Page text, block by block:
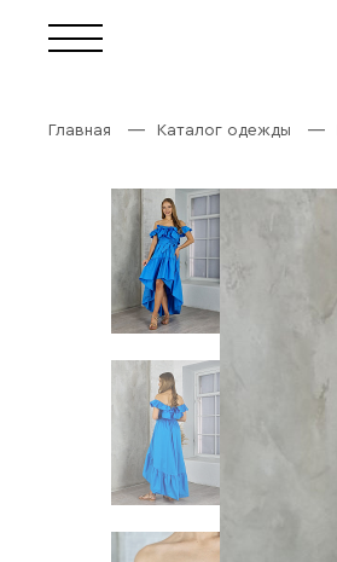
Главная Каталог одежды